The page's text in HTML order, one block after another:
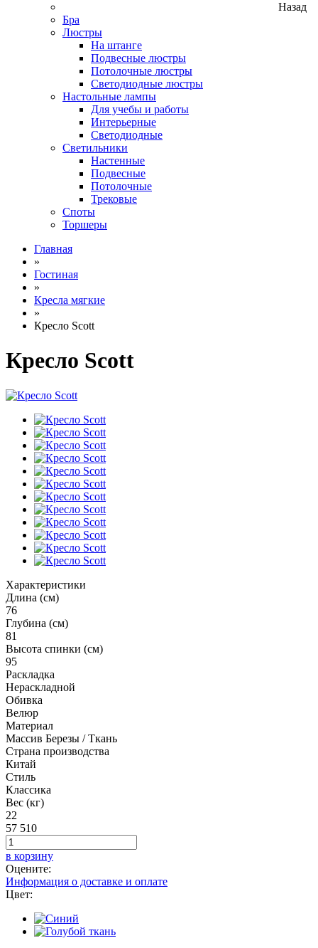
Назад
Бра
Люстры
На штанге
Подвесные люстры
Потолочные люстры
Светодиодные люстры
Настольные лампы
Для учебы и работы
Интерьерные
Светодиодные
Светильники
Настенные
Подвесные
Потолочные
Трековые
Споты
Торшеры
Главная
»
Гостиная
»
Кресла мягкие
»
Кресло Scott
Кресло Scott
Характеристики
Длина (см)
76
Глубина (см)
81
Высота спинки (см)
95
Раскладка
Нераскладной
Обивка
Велюр
Материал
Массив Березы / Ткань
Страна производства
Китай
Стиль
Классика
Вес (кг)
22
57 510
в корзину
Оцените:
Информация о доставке и оплате
Цвет: